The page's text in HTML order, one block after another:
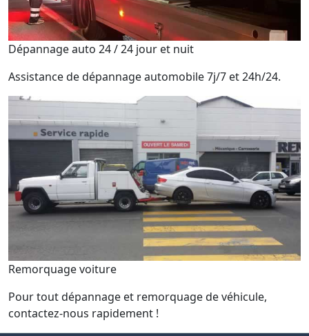
Dépannage auto 24 / 24 jour et nuit
Assistance de dépannage automobile 7j/7 et 24h/24.
Remorquage voiture
Pour tout dépannage et remorquage de véhicule,
contactez-nous rapidement !